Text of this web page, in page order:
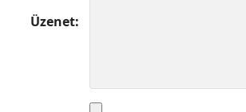
Üzenet